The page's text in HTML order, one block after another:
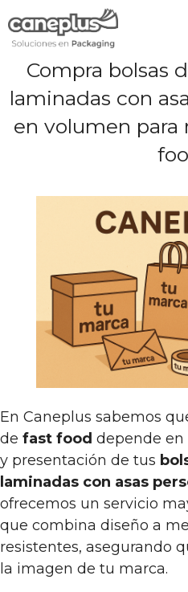
al
Compra bolsas
laminadas con
en volumen para
En Caneplus sabemos
de fast food depende en
y presentación de tus
laminadas con asas
ofrecemos un servicio
que combina diseño a
resistentes, asegurando
la imagen de tu marca.